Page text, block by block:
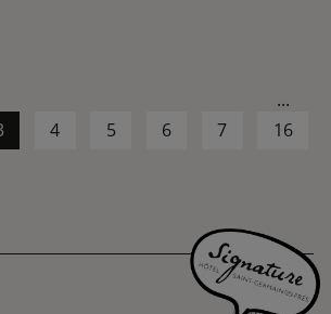
4 5 6 7
...
16